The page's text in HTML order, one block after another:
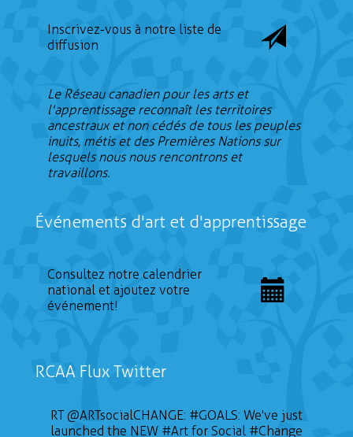
Inscrivez-vous à notre liste de
diffusion
Le Réseau canadien pour les arts et
l'apprentissage reconnaît les territoires
ancestraux et non cédés de tous les peuples
inuits, métis et des Premières Nations sur
lesquels nous nous rencontrons et
travaillons.
Événements d'art et d'apprentissage
Consultez notre calendrier
national et ajoutez votre
événement!
RCAA Flux Twitter
RT@ARTsocialCHANGE: #GOALS: We've just
launched the NEW #Art for Social #Change